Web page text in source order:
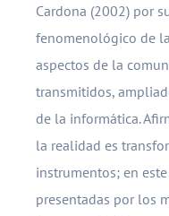
Cardona (2002) por
fenomenológico de
aspectos de la
transmitidos,
de la informática.
la realidad es
instrumentos; en
presentadas por los